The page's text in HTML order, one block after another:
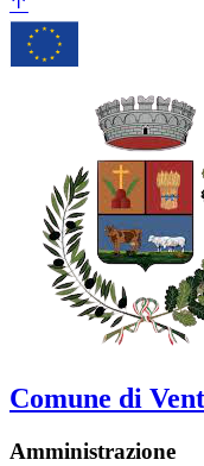
Comune di
Amministrazione